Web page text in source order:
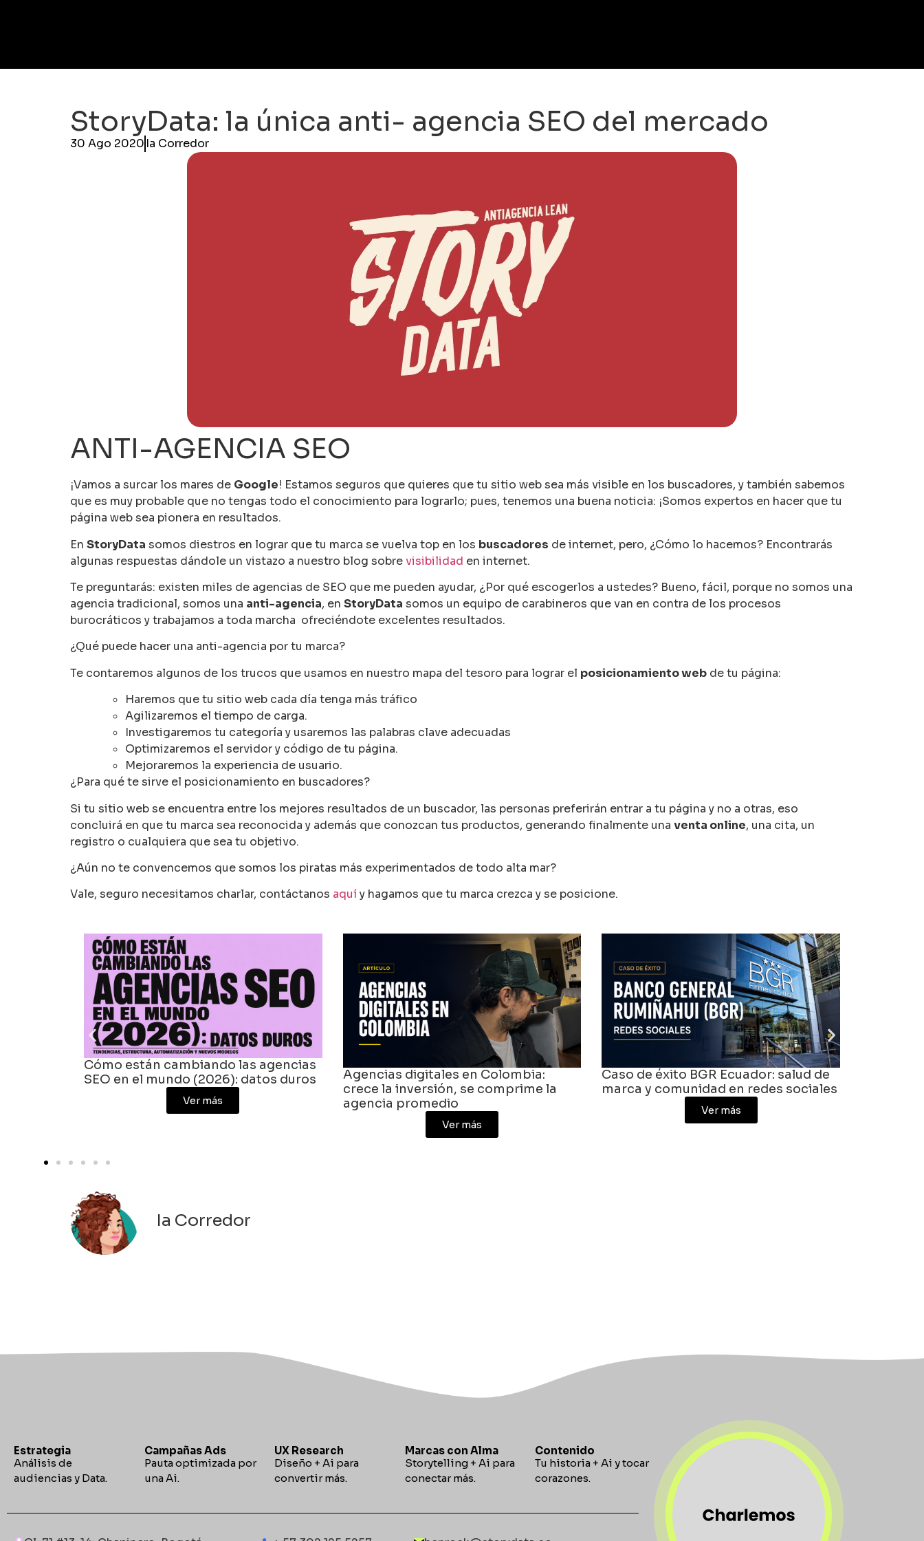
StoryData: la única anti- agencia SEO del mercado
30 Ago 2020 Ia Corredor
ANTI-AGENCIA SEO
¡Vamos a surcar los mares de Google! Estamos seguros que quieres que tu sitio web sea más visible en los buscadores, y también sabemos
que es muy probable que no tengas todo el conocimiento para lograrlo; pues, tenemos una buena noticia: ¡Somos expertos en hacer que tu
página web sea pionera en resultados.
En StoryData somos diestros en lograr que tu marca se vuelva top en los buscadores de internet, pero, ¿Cómo lo hacemos? Encontrarás
algunas respuestas dándole un vistazo a nuestro blog sobrevisibilidad en internet.
Te preguntarás: existen miles de agencias de SEO que me pueden ayudar, ¿Por qué escogerlos a ustedes? Bueno, fácil, porque no somos una
agencia tradicional, somos una anti-agencia, en StoryData somos un equipo de carabineros que van en contra de los procesos
burocráticos y trabajamos a toda marcha ofreciéndote excelentes resultados.
¿Qué puede hacer una anti-agencia por tu marca?
Te contaremos algunos de los trucos que usamos en nuestro mapa del tesoro para lograr el posicionamiento web de tu página:
Haremos que tu sitio web cada día tenga más tráfico
Agilizaremos el tiempo de carga.
Investigaremos tu categoría y usaremos las palabras clave adecuadas
Optimizaremos el servidor y código de tu página.
Mejoraremos la experiencia de usuario.
¿Para qué te sirve el posicionamiento en buscadores?
Si tu sitio web se encuentra entre los mejores resultados de un buscador, las personas preferirán entrar a tu página y no a otras, eso
concluirá en que tu marca sea reconocida y además que conozcan tus productos, generando finalmente una venta online, una cita, un
registro o cualquiera que sea tu objetivo.
¿Aún no te convencemos que somos los piratas más experimentados de todo alta mar?
Vale, seguro necesitamos charlar, contáctanos aquíy hagamos que tu marca crezca y se posicione.
Cómo están cambiando las agencias
SEO en el mundo (2026): datos duros
Ver más
Agencias digitales en Colombia:
crece la inversión, se comprime la
agencia promedio
Ver más
Caso de éxito BGR Ecuador: salud de
marca y comunidad en redes sociales
Ver más
Ia Corredor
Estrategia
Análisis de
audiencias y Data.
Campañas Ads
Pauta optimizada por
una Ai.
UX Research
Diseño + Ai para
convertir más.
Marcas con Alma
Storytelling+ Ai para
conectar más.
Contenido
Tu historia + Ai y tocar
corazones.